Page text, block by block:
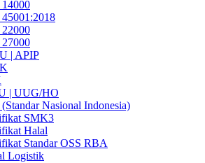
| APIP
| UUG/HO
Nasional Indonesia)
SMK3
Halal
Standar OSS RBA
Logistik